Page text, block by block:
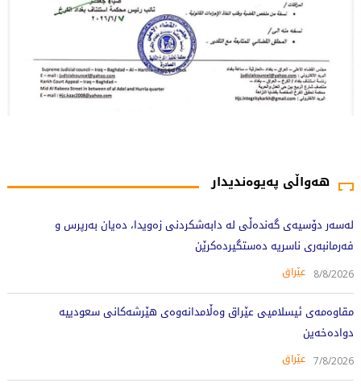
هەواڵی پەیوەندیدار
لەسەر دۆسیەی گەندەڵی لە دابەشکردنی زەویدا، دەیان بەرپرس و
فەرمانبەری ناسریە دەستگیردەکرێن
8/8/2026 عێراق
مقاوەمەی ئیسلامیی عێراق وەڵامدانەوەی هێرشەکانی سعودییە
دوادەخەین
7/8/2026 عێراق